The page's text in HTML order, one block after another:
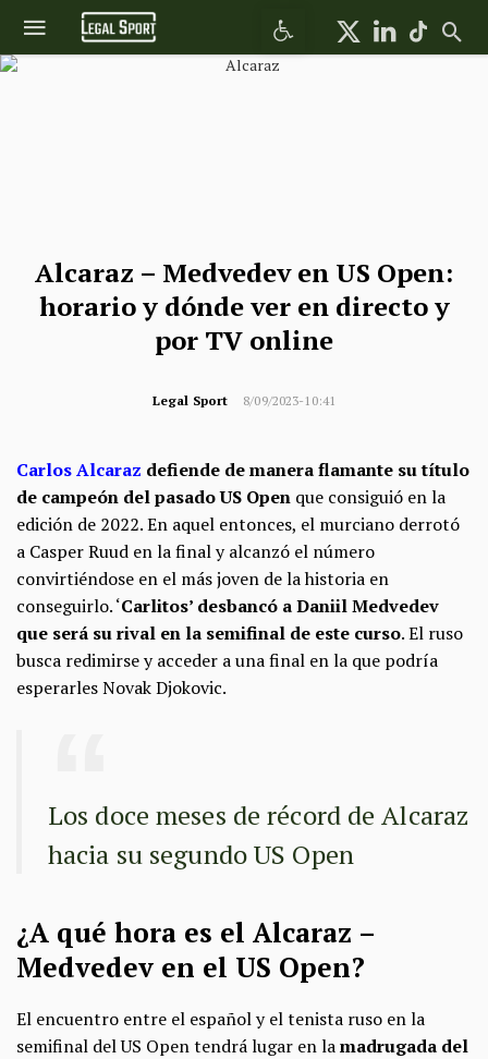
Abrir barra de herramientas
Alcaraz – Medvedev en US Open:
horario y dónde ver en directo y
por TV online
Legal Sport 8/09/2023-10:41
Carlos Alcaraz defiende de manera flamante su título
de campeón del pasado US Open que consiguió en la
edición de 2022. En aquel entonces, el murciano derrotó
a Casper Ruud en la final y alcanzó el número
convirtiéndose en el más joven de la historia en
conseguirlo. ‘Carlitos’ desbancó a Daniil Medvedev
que será su rival en la semifinal de este curso. El ruso
busca redimirse y acceder a una final en la que podría
esperarles Novak Djokovic.
Los doce meses de récord de Alcaraz
hacia su segundo US Open
¿A qué hora es el Alcaraz –
Medvedev en el US Open?
El encuentro entre el español y el tenista ruso en la
semifinal del US Open tendrá lugar en lamadrugada del